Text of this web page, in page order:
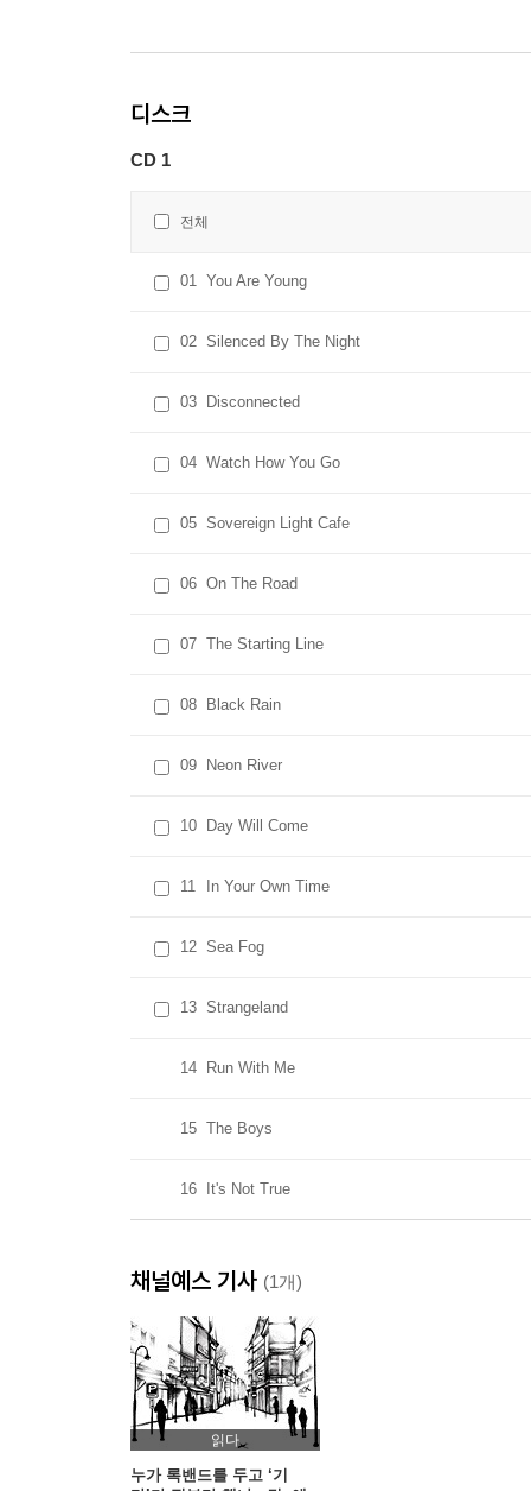
디스크
CD 1
전체
01 You Are Young
02 Silenced By The Night
03 Disconnected
04 Watch How You Go
05 Sovereign Light Cafe
06 On The Road
07 The Starting Line
08 Black Rain
09 Neon River
10 Day Will Come
11 In Your Own Time
12 Sea Fog
13 Strangeland
14 Run With Me
15 The Boys
16 It's Not True
채널예스 기사 (1개)
읽다
누가 록밴드를 두고 ‘기